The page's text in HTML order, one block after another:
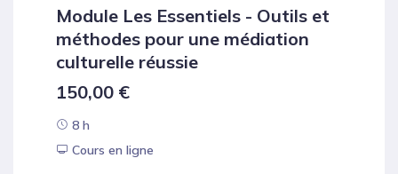
Module Les Essentiels - Outils et
méthodes pour une médiation
culturelle réussie
150,00 €
8 h
Cours en ligne